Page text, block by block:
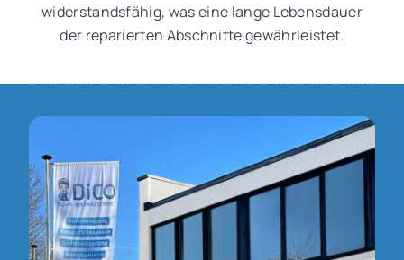
widerstandsfähig, was eine lange Lebensdauer
der reparierten Abschnitte gewährleistet.